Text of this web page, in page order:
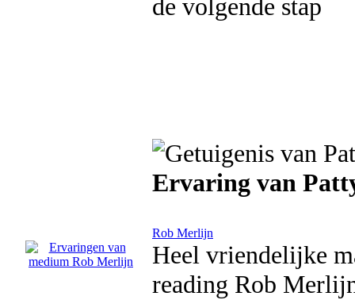
de volgende stap
Ervaring van
Rob Merlijn
Heel vriendelijke
reading Rob